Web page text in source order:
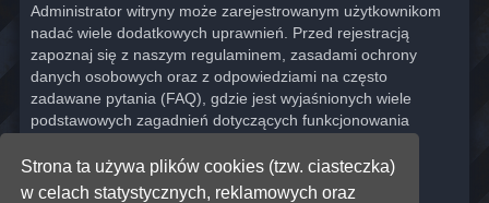
Strona ta używa plików cookies (tzw. ciasteczka)
w celach statystycznych, reklamowych oraz
Administrator witryny może zarejestrowanym użytkownikom
nadać wiele dodatkowych uprawnień. Przed rejestracją
zapoznaj się z naszym regulaminem, zasadami ochrony
danych osobowych oraz z odpowiedziami na często
zadawane pytania (FAQ), gdzie jest wyjaśnionych wiele
podstawowych zagadnień dotyczących funkcjonowania
| Zasady ochrony danych osobowych